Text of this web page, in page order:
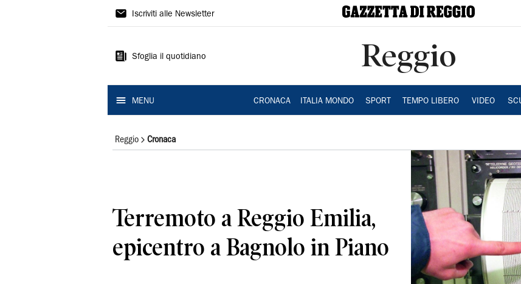
Gazzetta
Reggio
Iscriviti alle Newsletter
Sfoglia il quotidiano Reggio
MENU CRONACA ITALIA MONDO SPORT TEMPO LIBERO VIDEO
Reggio Cronaca
Terremoto a Reggio Emilia,
epicentro a Bagnolo in Piano